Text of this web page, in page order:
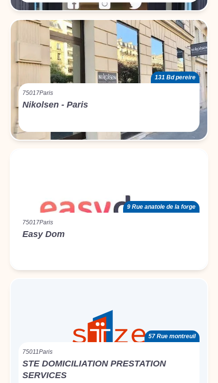
131 Bd pereire
75017Paris
Nikolsen - Paris
9 Rue anatole de la forge
75017Paris
Easy Dom
57 Rue montreuil
75011Paris
STE DOMICILIATION PRESTATION
SERVICES